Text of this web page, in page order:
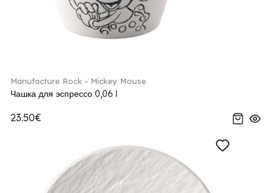
Manufacture Rock - Mickey Mouse
Чашка для эспрессо 0,06 l
23.50€